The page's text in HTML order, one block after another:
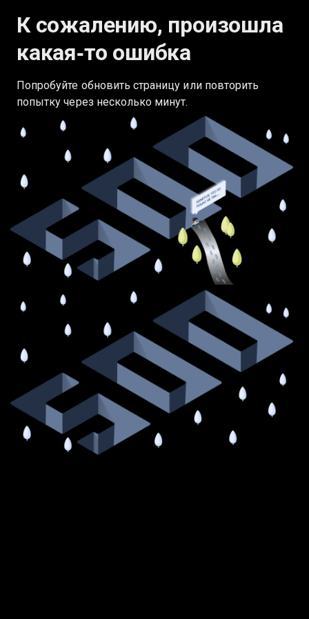
К сожалению, произошла
какая‑то ошибка
Попробуйте обновить страницу или повторить
попытку через несколько минут.